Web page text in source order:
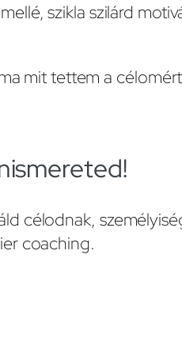
szikla szilárd
mit tettem a
célodnak,
coaching.